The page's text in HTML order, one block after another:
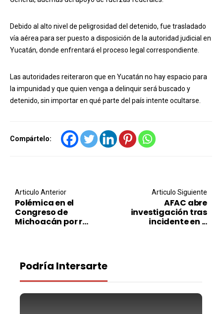
Debido al alto nivel de peligrosidad del detenido, fue trasladado
vía aérea para ser puesto a disposición de la autoridad judicial en
Yucatán, donde enfrentará el proceso legal correspondiente.
Las autoridades reiteraron que en Yucatán no hay espacio para
la impunidad y que quien venga a delinquir será buscado y
detenido, sin importar en qué parte del país intente ocultarse.
Compártelo:
Post navigation
Articulo Anterior
Polémica en el
Congreso de
Michoacán por r...
Articulo Siguiente
AFAC abre
investigación tras
incidente en ...
Podría Intersarte